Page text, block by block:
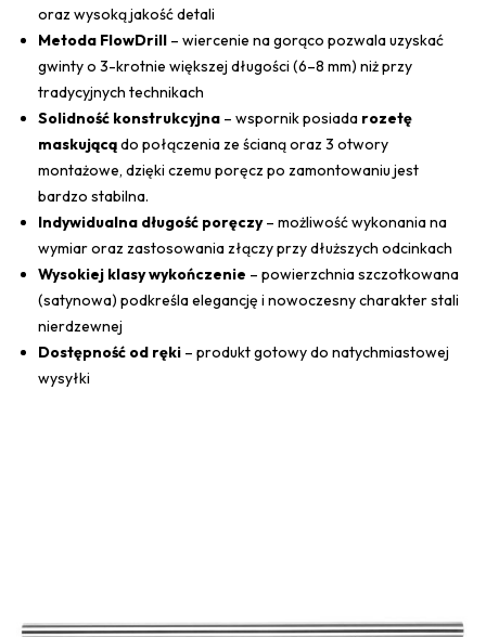
oraz wysoką jakość detali
Metoda FlowDrill – wiercenie na gorąco pozwala uzyskać
gwinty o 3-krotnie większej długości (6–8 mm) niż przy
tradycyjnych technikach
Solidność konstrukcyjna – wspornik posiada rozetę
maskującądo połączenia ze ścianą oraz 3 otwory
montażowe, dzięki czemu poręcz po zamontowaniu jest
bardzo stabilna.
Indywidualna długość poręczy– możliwość wykonania na
wymiar oraz zastosowania złączy przy dłuższych odcinkach
Wysokiej klasy wykończenie – powierzchnia szczotkowana
(satynowa) podkreśla elegancję i nowoczesny charakter stali
nierdzewnej
Dostępność od ręki – produkt gotowy do natychmiastowej
wysyłki